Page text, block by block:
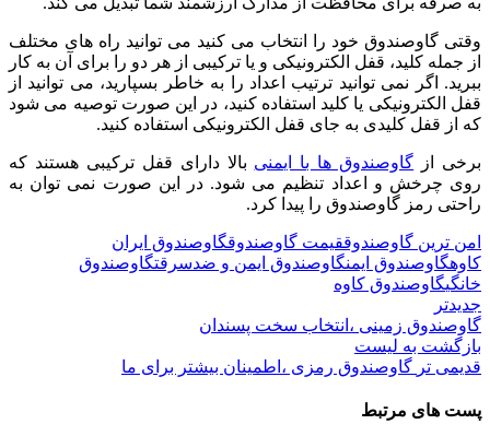
وقتی گاوصندوق خود را انتخاب می کنید می توانید راه های مختلف
از جمله کلید، قفل الکترونیکی و یا ترکیبی از هر دو را برای آن به کار
ببرید. اگر نمی توانید ترتیب اعداد را به خاطر بسپارید، می توانید از
قفل الکترونیکی یا کلید استفاده کنید، در این صورت توصیه می شود
که از قفل کلیدی به جای قفل الکترونیکی استفاده کنید.
برخی از گاوصندوق ها با ایمنی بالا دارای قفل ترکیبی هستند که
روی چرخش و اعداد تنظیم می شود. در این صورت نمی توان به
راحتی رمز گاوصندوق را پیدا کرد.
امن ترین گاوصندوققیمت گاوصندوقگاوصندوق ایران
کاوهگاوصندوق ایمنگاوصندوق ایمن و ضدسرقتگاوصندوق
خانگیگاوصندوق کاوه
جدیدتر
گاوصندوق زمینی ،انتخاب سخت پسندان
بازگشت به لیست
قدیمی تر گاوصندوق رمزی ،اطمینان بیشتر برای ما
پست های مرتبط